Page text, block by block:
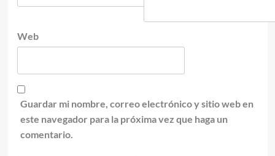
Web
Guardar mi nombre, correo electrónico y sitio web en
este navegador para la próxima vez que haga un
comentario.